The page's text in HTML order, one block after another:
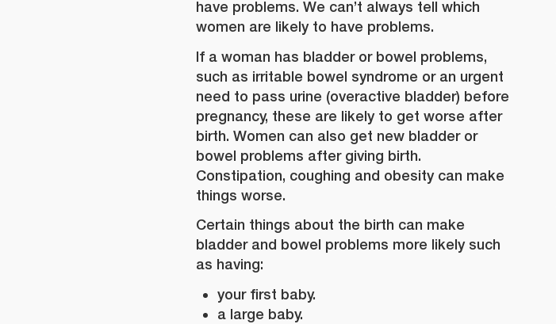
have problems. We can’t always tell which
women are likely to have problems.
If a woman has bladder or bowel problems,
such as irritable bowel syndrome or an urgent
need to pass urine (overactive bladder) before
pregnancy, these are likely to get worse after
birth. Women can also get new bladder or
bowel problems after giving birth.
Constipation, coughing and obesity can make
things worse.
Certain things about the birth can make
bladder and bowel problems more likely such
as having:
your first baby.
a large baby.